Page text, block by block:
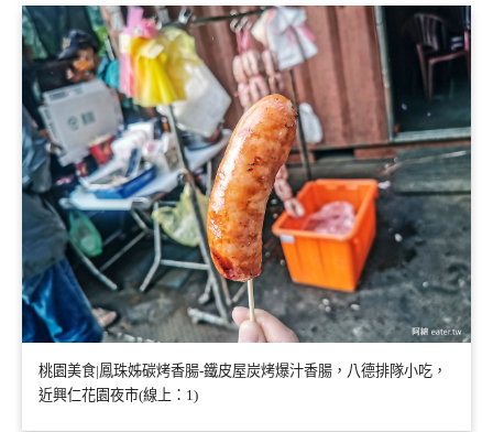
桃園美食|鳳珠姊碳烤香腸-鐵皮屋炭烤爆汁香腸，八德排隊小吃，
近興仁花園夜市(線上：1)